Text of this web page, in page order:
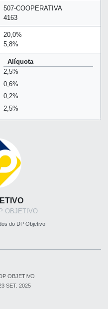
OBJETIVO
do DP Objetivo
OBJETIVO
SET. 2025
507-COOPERATIVA
4163
20,0%
5,8%
Alíquota
2,5%
0,6%
0,2%
2,5%